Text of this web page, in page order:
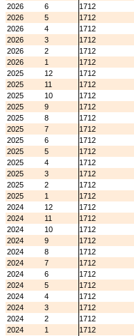
2026
6 1712
2026
5 1712
2026
4 1712
2026
3 1712
2026
2 1712
2026
1 1712
2025
12 1712
2025
11 1712
2025
10 1712
2025
9 1712
2025
8 1712
2025
7 1712
2025
6 1712
2025
5 1712
2025
4 1712
2025
3 1712
2025
2 1712
2025
1 1712
2024
12 1712
2024
11 1712
2024
10 1712
2024
9 1712
2024
8 1712
2024
7 1712
2024
6 1712
2024
5 1712
2024
4 1712
2024
3 1712
2024
2 1712
2024
1 1712